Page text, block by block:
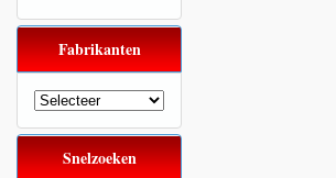
Fabrikanten
Snelzoeken